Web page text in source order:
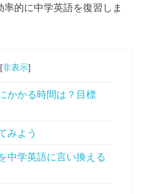
的に中学英語を復習しま
[非表示]
かかる時間は？目標
みよう
中学英語に言い換える